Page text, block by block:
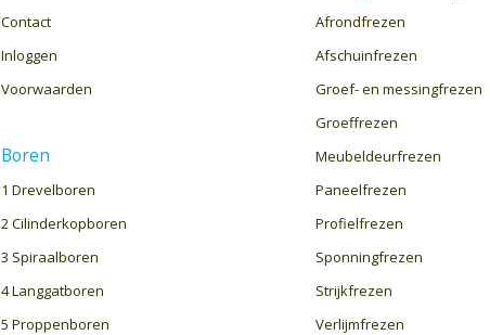
Contact
Inloggen
Voorwaarden
Boren
1 Drevelboren
2 Cilinderkopboren
3 Spiraalboren
4 Langgatboren
5 Proppenboren
Afrondfrezen
Afschuinfrezen
Groef- en messingfrezen
Groeffrezen
Meubeldeurfrezen
Paneelfrezen
Profielfrezen
Sponningfrezen
Strijkfrezen
Verlijmfrezen